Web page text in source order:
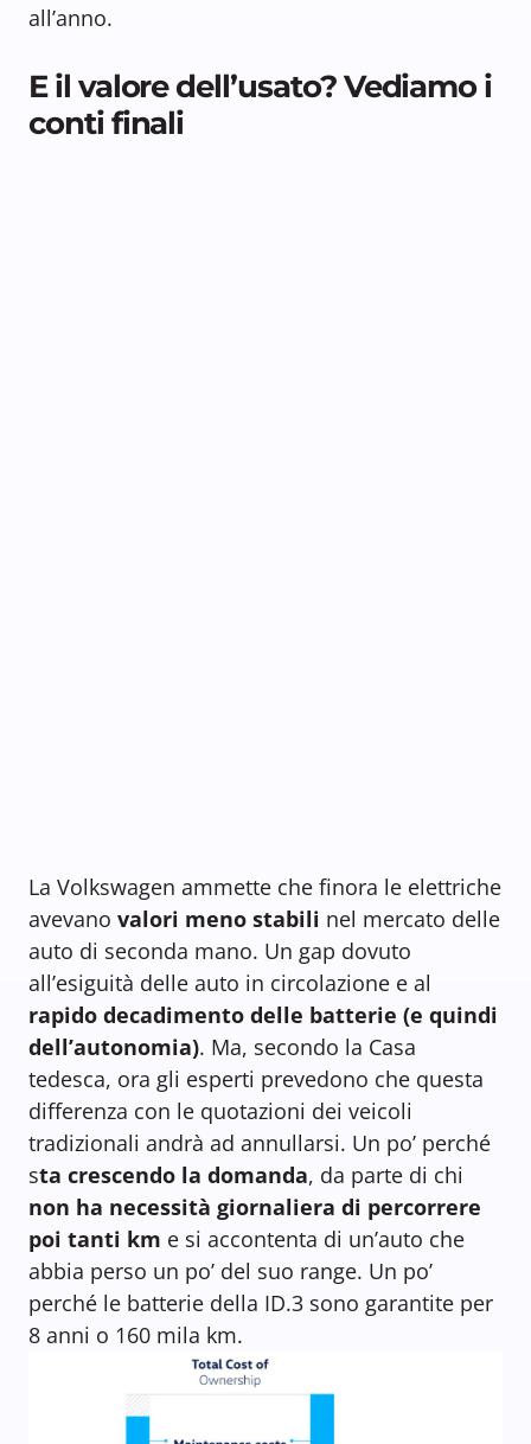
all’anno.
E il valore dell’usato? Vediamo i
conti finali
La Volkswagen ammette che finora le elettriche
avevano valori meno stabili nel mercato delle
auto di seconda mano. Un gap dovuto
all’esiguità delle auto in circolazione e al
rapido decadimento delle batterie (e quindi
dell’autonomia). Ma, secondo la Casa
tedesca, ora gli esperti prevedono che questa
differenza con le quotazioni dei veicoli
tradizionali andrà ad annullarsi. Un po’ perché
sta crescendo la domanda, da parte di chi
non ha necessità giornaliera di percorrere
poi tanti km e si accontenta di un’auto che
abbia perso un po’ del suo range. Un po’
perché le batterie della ID.3 sono garantite per
8 anni o 160 mila km.